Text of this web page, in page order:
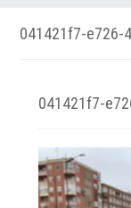
041421f7-e726-
041421f7-